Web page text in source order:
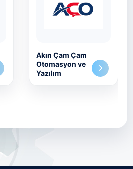
Akın Çam Çam
Otomasyon ve
Yazılım